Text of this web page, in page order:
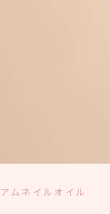
ネイルオイル